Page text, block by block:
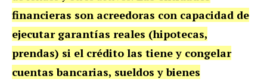
financieras son acreedoras con capacidad de
ejecutar garantías reales (hipotecas,
prendas) si el crédito las tiene y congelar
cuentas bancarias, sueldos y bienes